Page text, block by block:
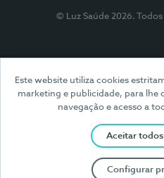
Este website utiliza cookies
marketing e publicidade, para lhe
navegação e acesso a
Aceitar
Configurar
© Luz Saúde 2026.